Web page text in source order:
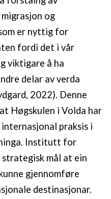
og
er nyttig for
fordi det i vår
viktigare å ha
delar av verda
2022). Denne
Høgskulen i Volda har
praksis i
Institutt for
mål at ein
gjennomføre
destinasjonar.